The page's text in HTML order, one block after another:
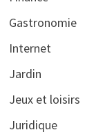
Gastronomie
Internet
Jardin
Jeux et loisirs
Juridique